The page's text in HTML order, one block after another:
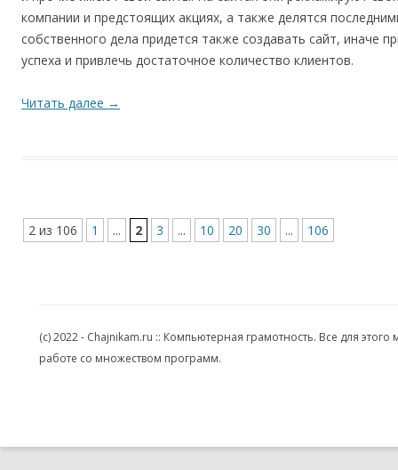
компании и предстоящих акциях, а также делятся
собственного дела придется также создавать сайт, иначе
успеха и привлечь достаточное количество клиентов.
Читать далее →
2 из 106 1 ... 2 3 ... 10 20 30 ... 106
(c) 2022 - Chajnikam.ru :: Компьютерная грамотность. Все для
работе со множеством программ.